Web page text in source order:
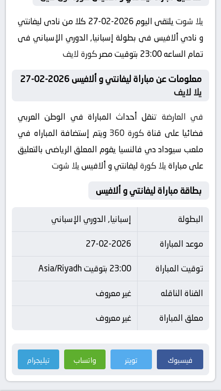
يلا شوت
يلتقى اليوم 2026-02-27 كلا من نادى ليفانتي
و نادي ألافيس فى بطولة إسبانيا, الدوري الإسباني فى
تمام الساعه 23:00 بتوقيت مصر
كورة لايف
معلومات عن مباراة ليفانتي و ألافيس 2026-02-27
يلا لايف
في العارضة تنقل أحداث المباراة في الوطن العربي
فضائيا على قناةكورة 360
ويتم إستضافة المباراه في
ملعب سيوداد دي فالنسيا يقوم المعلق الرياضى بالتعليق
على مباراةيلا كورةليفانتي و ألافيسيلا شوت
بطاقة مباراة ليفانتي و ألافيس
البطولة
إسبانيا, الدوري الإسباني
موعد المباراة
27-02-2026
توقيت المباراة
23:00 بتوقيت Asia/Riyadh
القناة الناقله
غير معروف
معلق المباراة
غير معروف
فيسبوك تويتر واتساب تيليجرام